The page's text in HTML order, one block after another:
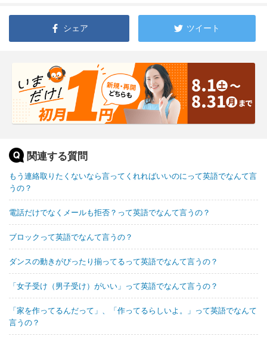
シェア ツイート
関連する質問
もう連絡取りたくないなら言ってくれればいいのにって英語でなんて言
うの？
電話だけでなくメールも拒否？って英語でなんて言うの？
ブロックって英語でなんて言うの？
ダンスの動きがぴったり揃ってるって英語でなんて言うの？
「女子受け（男子受け）がいい」って英語でなんて言うの？
「家を作ってるんだって」、「作ってるらしいよ。」って英語でなんて
言うの？